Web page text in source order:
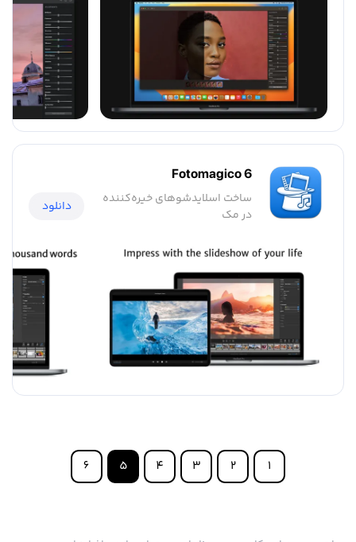
Fotomagico 6
ساخت اسلایدشوهای خیره‌کننده
در مک
دانلود
1
2
3
4
5
6